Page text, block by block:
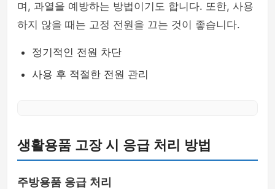
며, 과열을 예방하는 방법이기도 합니다. 또한, 사용
하지 않을 때는 고정 전원을 끄는 것이 좋습니다.
정기적인 전원 차단
사용 후 적절한 전원 관리
생활용품 고장 시 응급 처리 방법
주방용품 응급 처리